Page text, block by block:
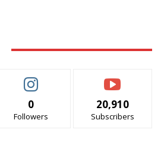
0
Followers
20,910
Subscribers